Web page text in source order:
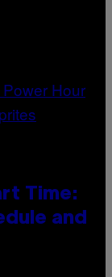
Time:
and